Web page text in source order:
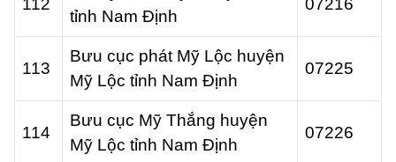
tỉnh Nam Định
113
Bưu cục phát Mỹ Lộc huyện
Mỹ Lộc tỉnh Nam Định
07225
114
Bưu cục Mỹ Thắng huyện
Mỹ Lộc tỉnh Nam Định
07226